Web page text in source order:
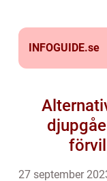
INFOGUIDE.se
27 september